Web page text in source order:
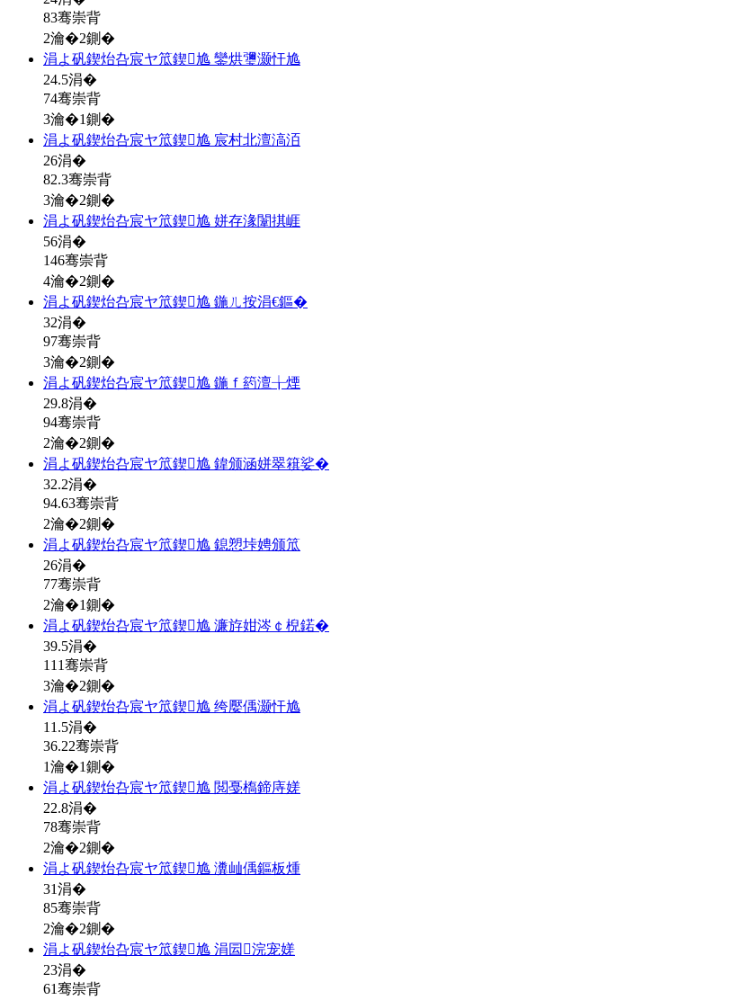
83骞崇背
2瀹�2鍘�
涓よ矾鍥炲叴宸ヤ笟鍥尯 鑾烘瓕灏忓尯
24.5涓�
74骞崇背
3瀹�1鍘�
涓よ矾鍥炲叴宸ヤ笟鍥尯 宸村北澶滈洦
26涓�
82.3骞崇背
3瀹�2鍘�
涓よ矾鍥炲叴宸ヤ笟鍥尯 姘存湪闈掑崕
56涓�
146骞崇背
4瀹�2鍘�
涓よ矾鍥炲叴宸ヤ笟鍥尯 鍦ㄦ按涓€鏂�
32涓�
97骞崇背
3瀹�2鍘�
涓よ矾鍥炲叴宸ヤ笟鍥尯 鍦ｆ箹澶╁煙
29.8涓�
94骞崇背
2瀹�2鍘�
涓よ矾鍥炲叴宸ヤ笟鍥尯 鍏颁涵姘翠簯娑�
32.2涓�
94.63骞崇背
2瀹�2鍘�
涓よ矾鍥炲叴宸ヤ笟鍥尯 鎴愬垰娉颁笟
26涓�
77骞崇背
2瀹�1鍘�
涓よ矾鍥炲叴宸ヤ笟鍥尯 濂斿姏涔￠棿鍩�
39.5涓�
111骞崇背
3瀹�2鍘�
涓よ矾鍥炲叴宸ヤ笟鍥尯 绔嬮偊灏忓尯
11.5涓�
36.22骞崇背
1瀹�1鍘�
涓よ矾鍥炲叴宸ヤ笟鍥尯 閲戞槗鍗庤嫅
22.8涓�
78骞崇背
2瀹�2鍘�
涓よ矾鍥炲叴宸ヤ笟鍥尯 瀵屾偊鏂板煄
31涓�
85骞崇背
2瀹�2鍘�
涓よ矾鍥炲叴宸ヤ笟鍥尯 涓囩浣宠嫅
23涓�
61骞崇背